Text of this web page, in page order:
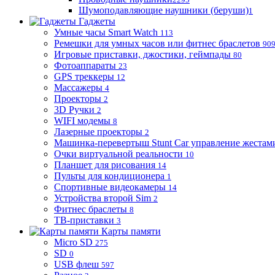
Шумоподавляющие наушники (беруши)1
Гаджеты
Умные часы Smart Watch 113
Ремешки для умных часов или фитнес браслетов 909
Игровые приставки, джостики, геймпады 80
Фотоаппараты 23
GPS треккеры 12
Массажеры 4
Проекторы 2
3D Ручки 2
WIFI модемы 8
Лазерные проекторы 2
Машинка-перевертыш Stunt Car управление
Очки виртуальной реальности 10
Планшет для рисования 14
Пульты для кондиционера 1
Спортивные видеокамеры 14
Устройства второй Sim 2
Фитнес браслеты 8
ТВ-приставки 3
Карты памяти
Micro SD 275
SD 0
USB флеш 597